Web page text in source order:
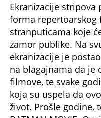
Ekranizacije
forma repertoarskog
stranputicama koje
zamor publike. Na
ekranizacije je
na blagajnama da je
filmove, te svake
koja su uspela da
život. Prošle godine,